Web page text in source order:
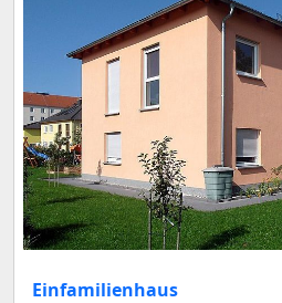
Einfamilienhaus